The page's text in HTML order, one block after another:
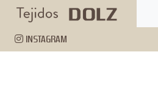
INSTAGRAM